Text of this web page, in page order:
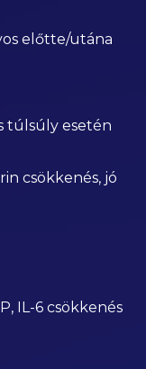
előtte/utána
túlsúly esetén
csökkenés, jó
IL-6 csökkenés